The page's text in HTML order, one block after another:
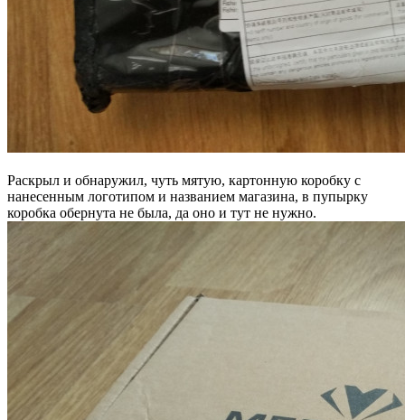
Раскрыл и обнаружил, чуть мятую, картонную коробку с
нанесенным логотипом и названием магазина, в пупырку
коробка обернута не была, да оно и тут не нужно.